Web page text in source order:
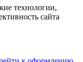
технологии,
сайта